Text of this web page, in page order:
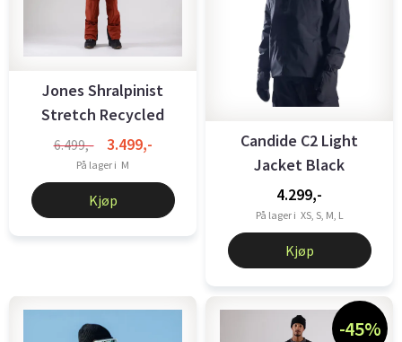
Jones Shralpinist
Stretch Recycled
Men's Jacket
6.499,- 3.499,-
På lager i M
Kjøp
Candide C2 Light
Jacket Black
4.299,-
På lager i XS, S, M, L
Kjøp
-45%